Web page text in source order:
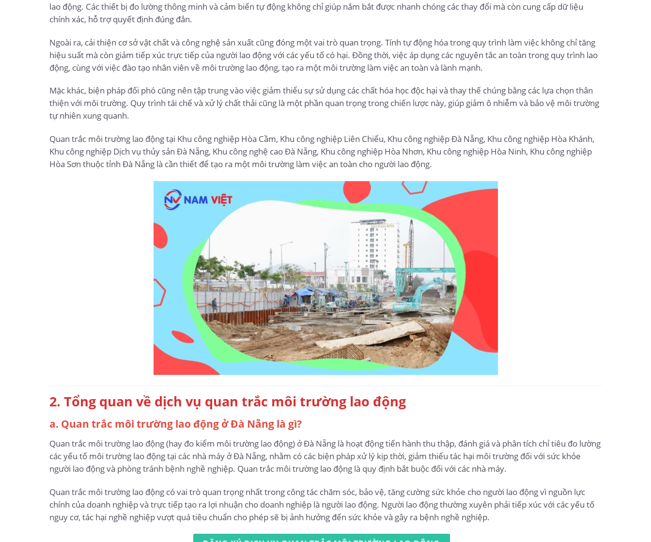
lao động. Các thiết bị đo lường thông minh và cảm biến tự động không chỉ giúp nắm bắt được nhanh chóng các thay đổi mà còn cung cấp dữ liệu
chính xác, hỗ trợ quyết định đúng đắn.
Ngoài ra, cải thiện cơ sở vật chất và công nghệ sản xuất cũng đóng một vai trò quan trọng. Tính tự động hóa trong quy trình làm việc không chỉ tăng
hiệu suất mà còn giảm tiếp xúc trực tiếp của người lao động với các yếu tố có hại. Đồng thời, việc áp dụng các nguyên tắc an toàn trong quy trình lao
động, cùng với việc đào tạo nhân viên về môi trường lao động, tạo ra một môi trường làm việc an toàn và lành mạnh.
Mặc khác, biện pháp đối phó cũng nên tập trung vào việc giảm thiểu sự sử dụng các chất hóa học độc hại và thay thế chúng bằng các lựa chọn thân
thiện với môi trường. Quy trình tái chế và xử lý chất thải cũng là một phần quan trọng trong chiến lược này, giúp giảm ô nhiễm và bảo vệ môi trường
tự nhiên xung quanh.
Quan trắc môi trường lao động tại Khu công nghiệp Hòa Cầm, Khu công nghiệp Liên Chiểu, Khu công nghiệp Đà Nẵng, Khu công nghiệp Hòa Khánh,
Khu công nghiệp Dịch vụ thủy sản Đà Nẵng, Khu công nghệ cao Đà Nẵng, Khu công nghiệp Hòa Nhơn, Khu công nghiệp Hòa Ninh, Khu công nghiệp
Hòa Sơn thuộc tỉnh Đà Nẵng là cần thiết để tạo ra một môi trường làm việc an toàn cho người lao động.
2. Tổng quan về dịch vụ quan trắc môi trường lao động
a. Quan trắc môi trường lao động ở Đà Nẵng là gì?
Quan trắc môi trường lao động (hay đo kiểm môi trường lao động) ở Đà Nẵng là hoạt động tiến hành thu thập, đánh giá và phân tích chỉ tiêu đo lường
các yếu tố môi trường lao động tại các nhà máy ở Đà Nẵng, nhằm có các biện pháp xử lý kịp thời, giảm thiểu tác hại môi trường đối với sức khỏe
người lao động và phòng tránh bệnh nghề nghiệp. Quan trắc môi trường lao động là quy định bắt buộc đối với các nhà máy.
Quan trắc môi trường lao động có vai trò quan trọng nhất trong công tác chăm sóc, bảo vệ, tăng cường sức khỏe cho người lao động vì nguồn lực
chính của doanh nghiệp và trực tiếp tạo ra lợi nhuận cho doanh nghiệp là người lao động. Người lao động thường xuyên phải tiếp xúc với các yếu tố
nguy cơ, tác hại nghề nghiệp vượt quá tiêu chuẩn cho phép sẽ bị ảnh hưởng đến sức khỏe và gây ra bệnh nghề nghiệp.